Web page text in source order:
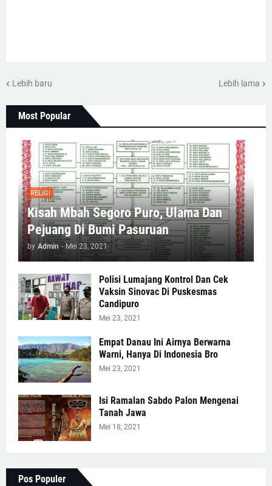
Lebih baru Lebih lama
Most Popular
RELIGI
Kisah Mbah Segoro Puro, Ulama Dan
Pejuang Di Bumi Pasuruan
by Admin - Mei 23, 2021
Polisi Lumajang Kontrol Dan Cek
Vaksin Sinovac Di Puskesmas
Candipuro
Mei 23, 2021
Empat Danau Ini Airnya Berwarna
Warni, Hanya Di Indonesia Bro
Mei 23, 2021
Isi Ramalan Sabdo Palon Mengenai
Tanah Jawa
Mei 18, 2021
Pos Populer